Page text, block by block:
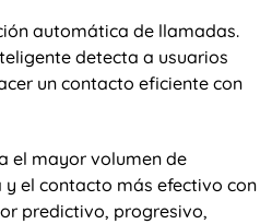
automática de llamadas.
detecta a usuarios
un contacto eficiente con
el mayor volumen de
el contacto más efectivo con
predictivo, progresivo,